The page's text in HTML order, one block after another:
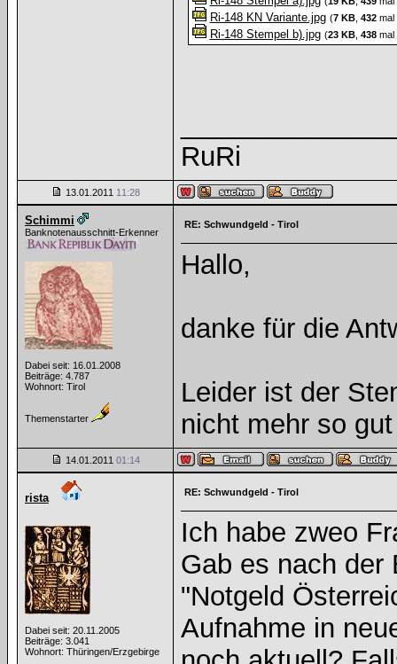
Ri-148 KN Variante.jpg (7 KB, 432mal
Ri-148 Stempel b).jpg (23 KB, 438mal
RuRi
13.01.2011 11:28
Schimmi
Banknotenausschnitt-Erkenner
Dabei seit: 16.01.2008
Beiträge: 4.787
Wohnort: Tirol
Themenstarter
RE: Schwundgeld - Tirol
Hallo,
danke für die
Leider ist der
nicht mehr so
14.01.2011 01:14
rista
Dabei seit: 20.11.2005
Beiträge: 3.041
Wohnort: Thüringen/Erzgebirge
RE: Schwundgeld - Tirol
Ich habe zweo
Gab es nach der
"Notgeld
Aufnahme in